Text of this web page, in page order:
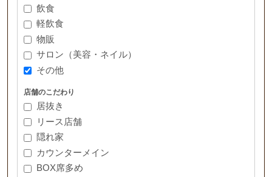
飲食
軽飲食
物販
サロン（美容・ネイル）
その他
店舗のこだわり
居抜き
リース店舗
隠れ家
カウンターメイン
BOX席多め